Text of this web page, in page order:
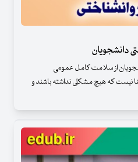
دانشجویان
۸۵ درصد دانشجویان از سلامت کامل عمومی
نیست که هیچ مشکلی نداشته باشند و